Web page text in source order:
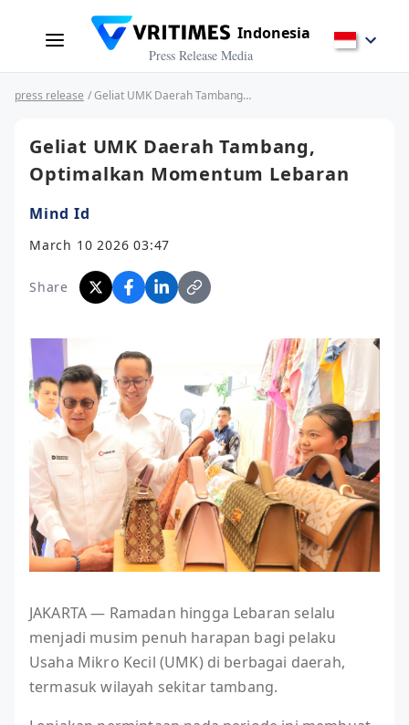
Indonesia
Press Release Media
press release / Geliat UMK Daerah Tambang, Optimalkan Momentum Lebaran
Geliat UMK Daerah Tambang,
Optimalkan Momentum Lebaran
Mind Id
March 10 2026 03:47
Share
JAKARTA — Ramadan hingga Lebaran selalu
menjadi musim penuh harapan bagi pelaku
Usaha Mikro Kecil (UMK) di berbagai daerah,
termasuk wilayah sekitar tambang.